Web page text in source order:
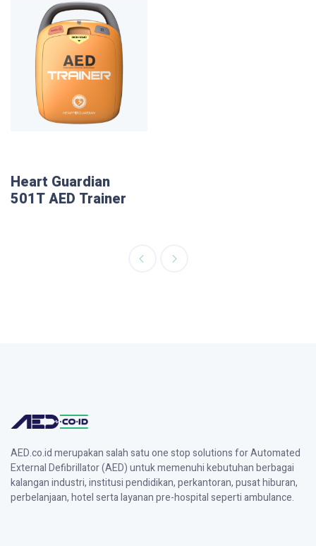
Heart Guardian
501T AED Trainer
AED.co.id merupakan salah satu one stop solutions for Automated
External Defibrillator (AED) untuk memenuhi kebutuhan berbagai
kalangan industri, institusi pendidikan, perkantoran, pusat hiburan,
perbelanjaan, hotel serta layanan pre-hospital seperti ambulance.